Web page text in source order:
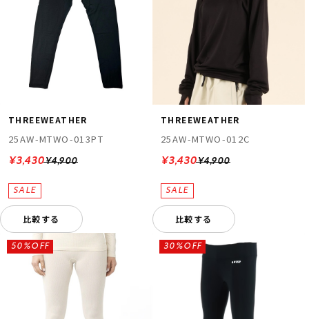
THREEWEATHER
25AW-MTWO-013PT
¥4,900
¥3,430
比較する
THREEWEATHER
25AW-MTWO-012C
¥4,900
¥3,430
比較する
50%OFF 30%OFF